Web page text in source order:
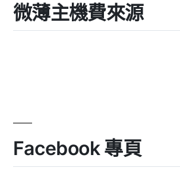
微薄主機費來源
Facebook 專頁